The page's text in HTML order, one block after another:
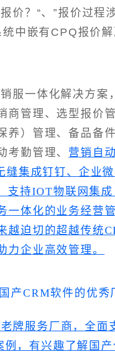
价？“、”报价过程
中嵌有CPQ报价
服一体化解决方案
商管理、选型报价
养）管理、备品备
考勤管理、 营销自
缝集成钉钉、企业
支持IOT物联网集
一体化的业务经营
越迫切的超越传统
力企业高效管理。
产CRM软件的优秀
牌服务厂商，全
例，有兴趣了解国